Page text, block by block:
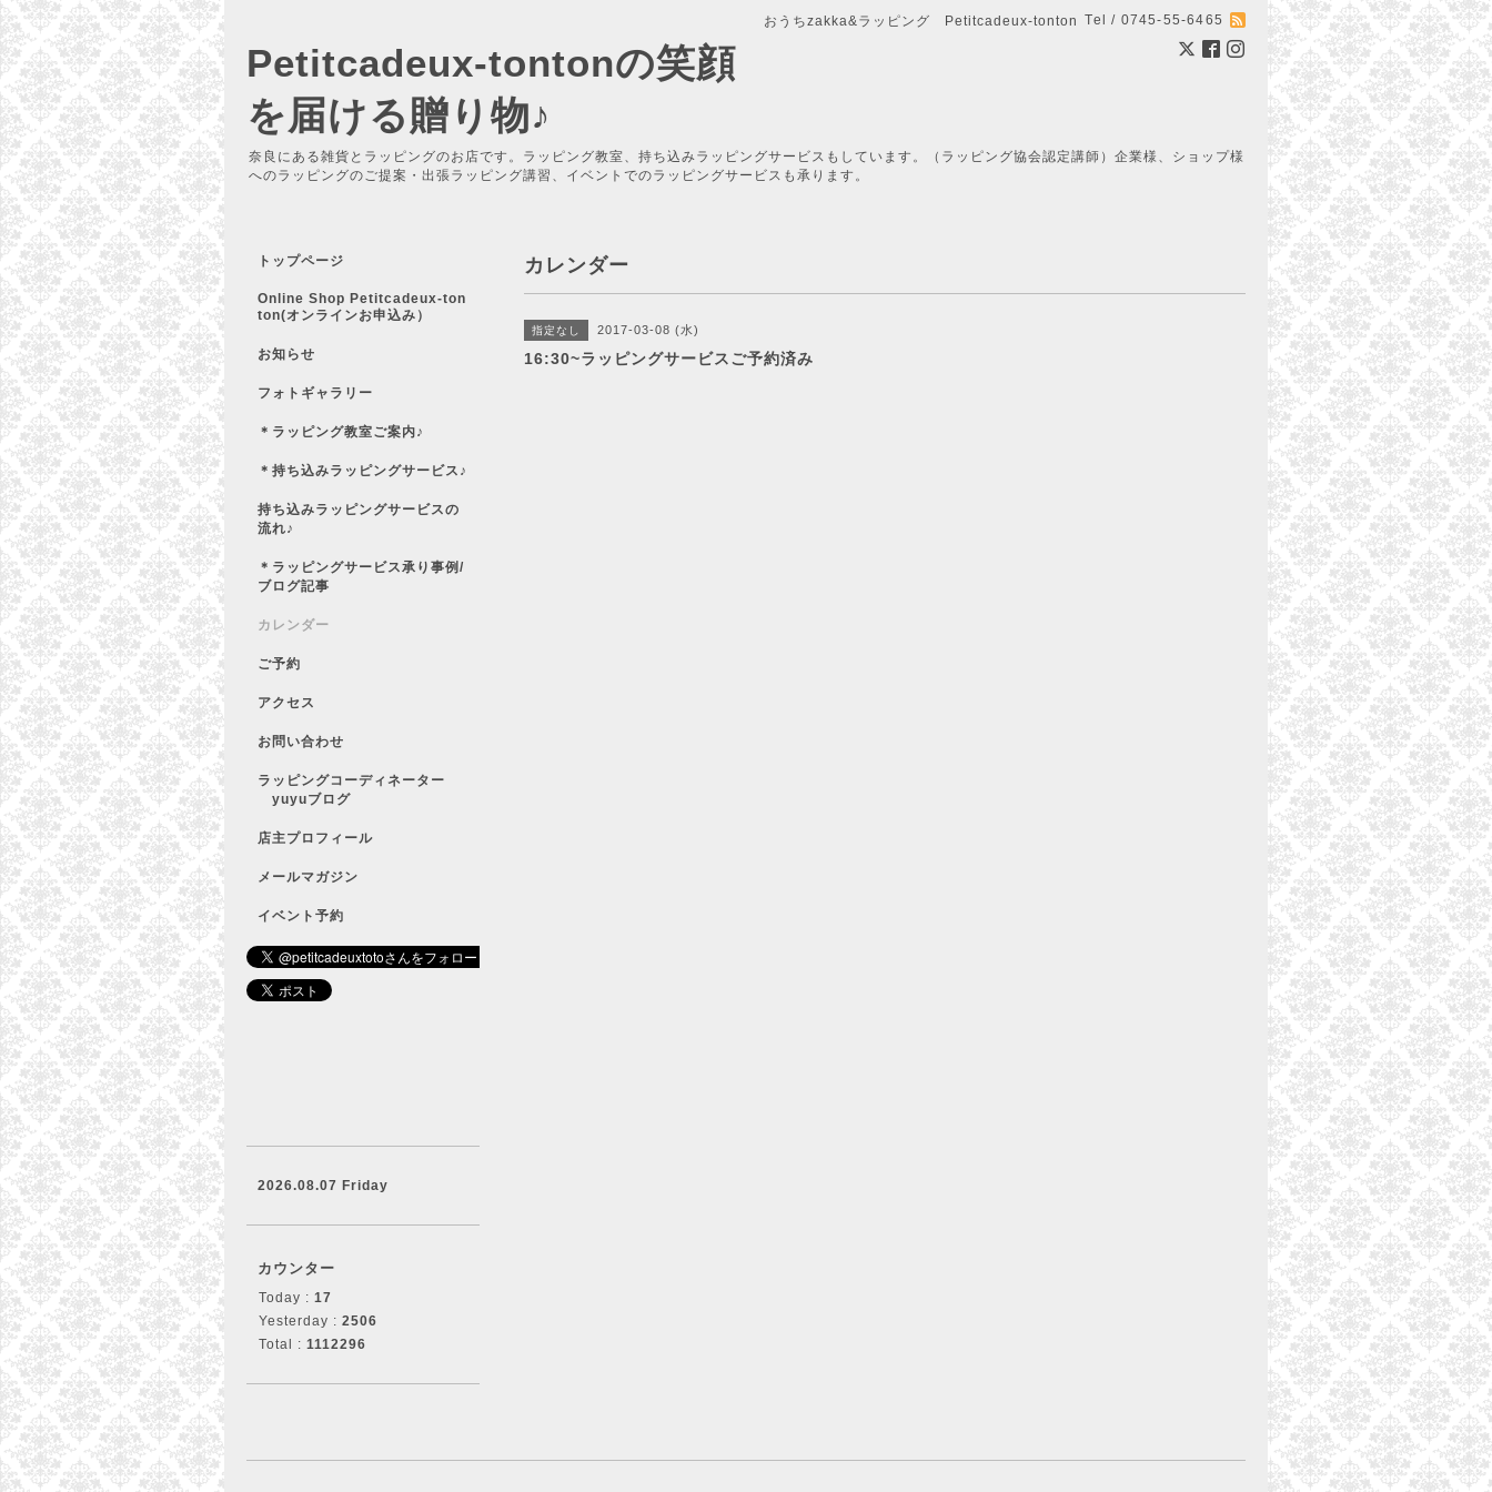
おうちzakka&ラッピング Petitcadeux-tonton Tel / 0745-55-6465
Petitcadeux-tontonの笑顔
を届ける贈り物♪
奈良にある雑貨とラッピングのお店です。ラッピング教室、持ち込みラッピングサービスもしています。（ラッピング協会認定講師）企業様、ショップ様
へのラッピングのご提案・出張ラッピング講習、イベントでのラッピングサービスも承ります。
カレンダー
指定なし 2017-03-08 (水)
16:30~ラッピングサービスご予約済み
トップページ
Online Shop Petitcadeux-ton
ton(オンラインお申込み）
お知らせ
フォトギャラリー
＊ラッピング教室ご案内♪
＊持ち込みラッピングサービス♪
持ち込みラッピングサービスの
流れ♪
＊ラッピングサービス承り事例/
ブログ記事
カレンダー
ご予約
アクセス
お問い合わせ
ラッピングコーディネーター
yuyuブログ
店主プロフィール
メールマガジン
イベント予約
2026.08.07 Friday
カウンター
Today : 17
Yesterday : 2506
Total : 1112296